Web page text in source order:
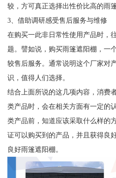
较，方可真正选择出性价比高的雨
3、借助调研感受售后服务与维修
在购买一此非日常性使用产品时，
题。譬如说，购买雨篷遮阳棚，一
较售后服务。通常说明这个厂家对
识，值得人们选择。
结合上面所说的这几项内容，消费
类产品时，会在相关方面有一定的
类产品前，知道应该采取什么样的
证可以购买到的产品，并且获得良
良好雨篷遮阳棚。